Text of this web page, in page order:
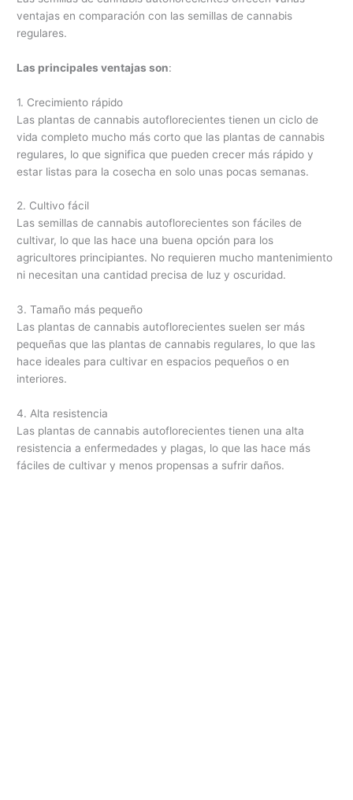
ventajas en comparación con las semillas de cannabis
regulares.
Las principales ventajas son:
1. Crecimiento rápido
Las plantas de cannabis autoflorecientes tienen un ciclo de
vida completo mucho más corto que las plantas de cannabis
regulares, lo que significa que pueden crecer más rápido y
estar listas para la cosecha en solo unas pocas semanas.
2. Cultivo fácil
Las semillas de cannabis autoflorecientes son fáciles de
cultivar, lo que las hace una buena opción para los
agricultores principiantes. No requieren mucho mantenimiento
ni necesitan una cantidad precisa de luz y oscuridad.
3. Tamaño más pequeño
Las plantas de cannabis autoflorecientes suelen ser más
pequeñas que las plantas de cannabis regulares, lo que las
hace ideales para cultivar en espacios pequeños o en
interiores.
4. Alta resistencia
Las plantas de cannabis autoflorecientes tienen una alta
resistencia a enfermedades y plagas, lo que las hace más
fáciles de cultivar y menos propensas a sufrir daños.